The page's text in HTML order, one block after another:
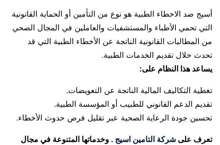
أسيج ضد الاخطاء الطبية هو نوع من التأمين أو الحماية القانونية
التي تحمي الأطباء والمستشفيات والعاملين في المجال الصحي
من المطالبات القانونية الناتجة عن الأخطاء الطبية التي قد
تحدث خلال تقديم الخدمات الطبية.
يساعد هذا النظام على:
تغطية التكاليف المالية الناتجة عن التعويضات.
تقديم الدعم القانوني للطبيب أو المؤسسة الطبية.
تحسين جودة الرعاية الصحية عبر تقليل فرص حدوث الأخطاء.
تعرف على شركة التامين اسيج . وخدماتها المتنوعة في مجال